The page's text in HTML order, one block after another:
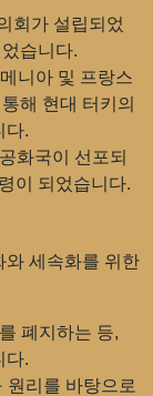
회가 설립되었
습니다.
니아 및 프랑스
해 현대 터키의
다.
화국이 선포되
이 되었습니다.
와 세속화를 위한
폐지하는 등,
다.
원리를 바탕으로